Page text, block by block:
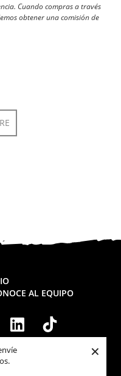
×
Cuando compras a través
obtener una comisión de
AL EQUIPO
Realgaming.es